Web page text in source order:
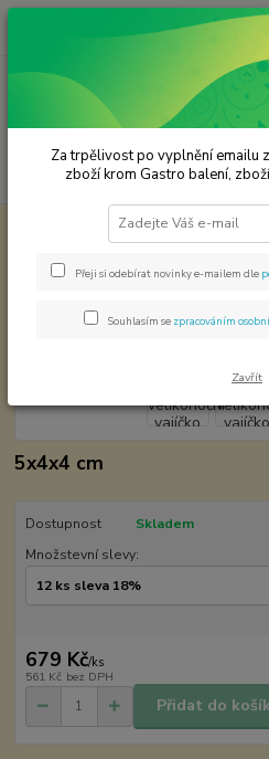
Plechové dózy - kořenky Dóza
Dóza -
5x4x4 cm
Dostupnost
Skladem
Množstevní slevy:
679 Kč/ks
561 Kč bez DPH
Přidat do
Za trpělivost po vyplnění emailu
zboží krom Gastro balení,
Přeji si odebírat novinky e-mailem dle
Souhlasím se zpracováním
Zavřít